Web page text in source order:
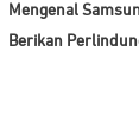
Mengenal
Berikan